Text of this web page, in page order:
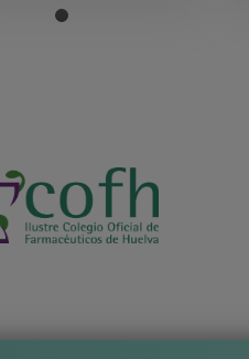
de su facultativo.
del médico.